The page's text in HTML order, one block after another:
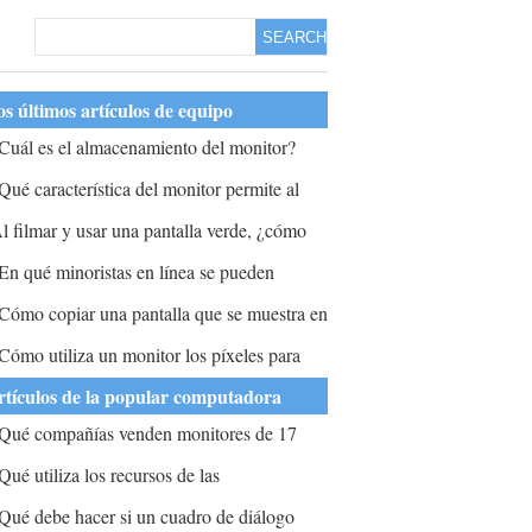
SEARCH
últimos artículos de equipo
es el almacenamiento del monitor?
característica del monitor permite al
conservar la energía?
filmar y usar una pantalla verde, ¿cómo
conectar su cámara o computadora al
monitor de televisión, así que vea el efecto al
qué minoristas en línea se pueden
monitores de computadora a la
venta?
copiar una pantalla que se muestra en
computadora?
utiliza un monitor los píxeles para
una imagen?
de la popular computadora
compañías venden monitores de 17
utiliza los recursos de las
para recopilar analizar y
debe hacer si un cuadro de diálogo